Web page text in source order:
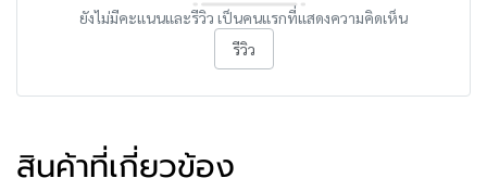
ยังไม่มีคะแนนและรีวิว เป็นคนแรกที่แสดงความคิดเห็น
รีวิว
สินค้าที่เกี่ยวข้อง